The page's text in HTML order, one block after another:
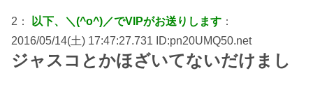
2： 以下、＼(^o^)／でVIPがお送りします ：
2016/05/14(土) 17:47:27.731 ID:pn20UMQ50.net
ジャスコとかほざいてないだけまし